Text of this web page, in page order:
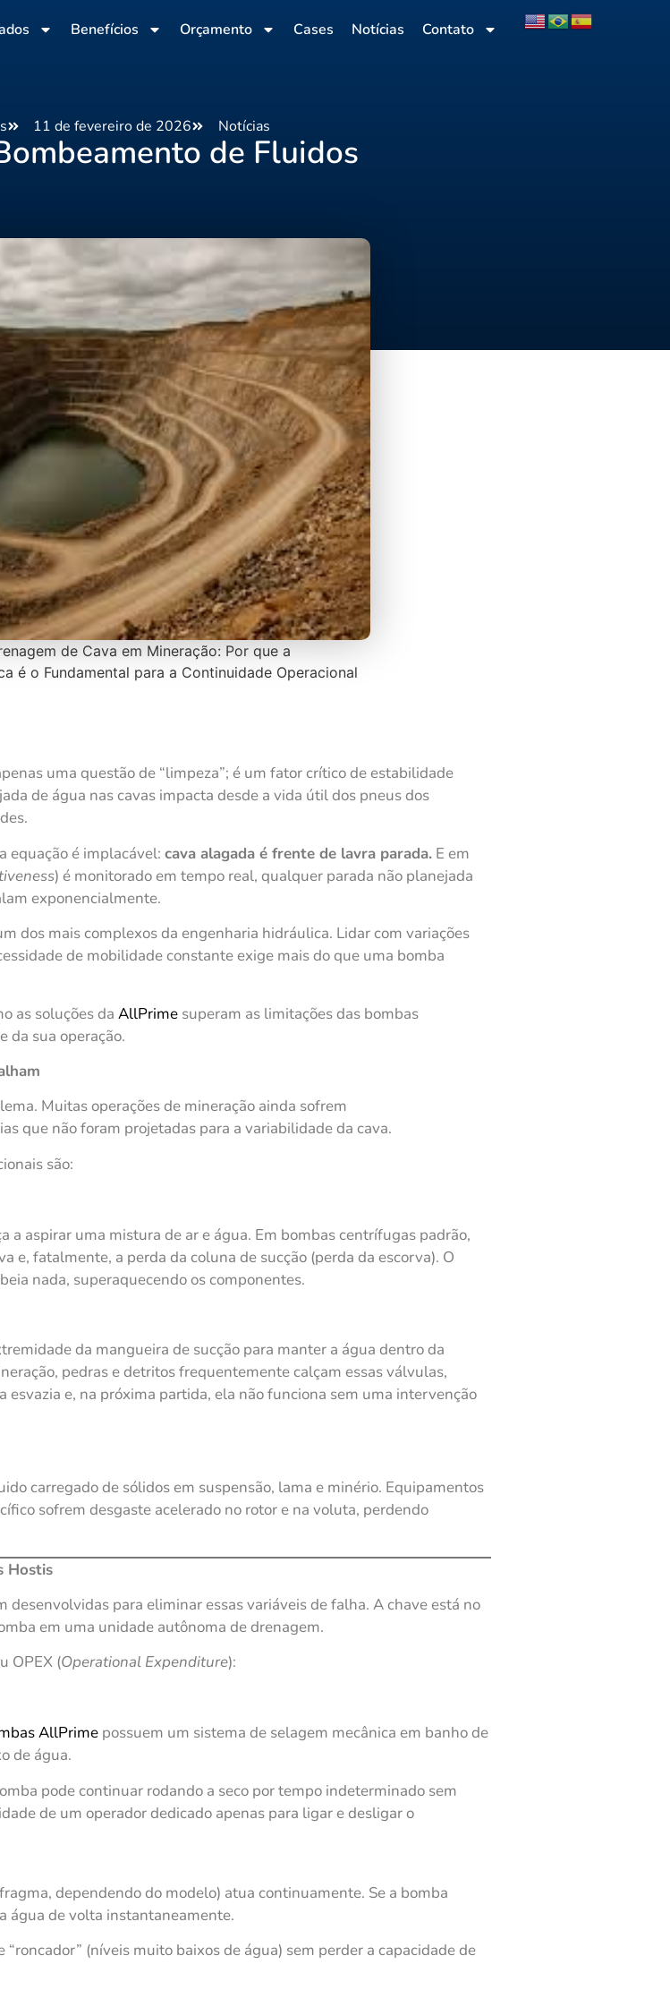
Benefícios Orçamento Cases Notícias Contato
11 de fevereiro de 2026 Notícias
de Fluidos
de Cava em Mineração: Por que a
é o Fundamental para a Continuidade Operacional
uma questão de “limpeza”; é um fator crítico de estabilidade
de água nas cavas impacta desde a vida útil dos pneus dos
equação é implacável: cava alagada é frente de lavra parada. E em
) é monitorado em tempo real, qualquer parada não planejada
exponencialmente.
dos mais complexos da engenharia hidráulica. Lidar com variações
de mobilidade constante exige mais do que uma bomba
as soluções da AllPrime superam as limitações das bombas
da sua operação.
Muitas operações de mineração ainda sofrem
que não foram projetadas para a variabilidade da cava.
são:
a aspirar uma mistura de ar e água. Em bombas centrífugas padrão,
e, fatalmente, a perda da coluna de sucção (perda da escorva). O
nada, superaquecendo os componentes.
da mangueira de sucção para manter a água dentro da
pedras e detritos frequentemente calçam essas válvulas,
e, na próxima partida, ela não funciona sem uma intervenção
carregado de sólidos em suspensão, lama e minério. Equipamentos
sofrem desgaste acelerado no rotor e na voluta, perdendo
Hostis
desenvolvidas para eliminar essas variáveis de falha. A chave está no
em uma unidade autônoma de drenagem.
OPEX (Operational Expenditure):
AllPrime possuem um sistema de selagem mecânica em banho de
de água.
pode continuar rodando a seco por tempo indeterminado sem
de um operador dedicado apenas para ligar e desligar o
dependendo do modelo) atua continuamente. Se a bomba
água de volta instantaneamente.
(níveis muito baixos de água) sem perder a capacidade de